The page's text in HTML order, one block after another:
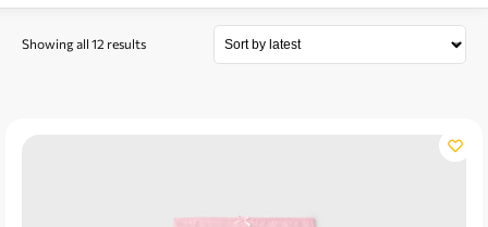
Showing all 12 results